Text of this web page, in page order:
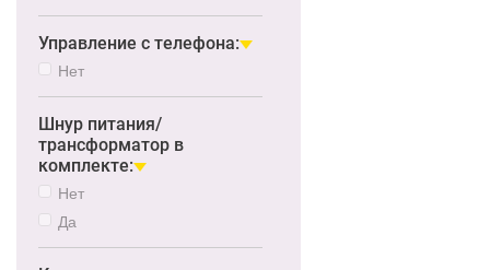
Управление с телефона:
Нет
Шнур питания/
трансформатор в
комплекте:
Нет
Да